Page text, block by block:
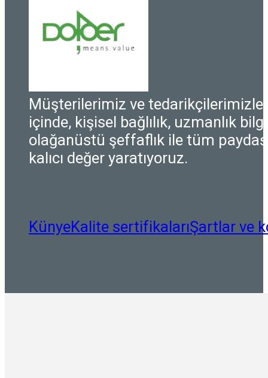
Müşterilerimiz ve tedarikçilerimizle
içinde, kişisel bağlılık, uzmanlık
olağanüstü şeffaflık ile tüm
kalıcı değer yaratıyoruz.
KünyeKalite sertifikalarıŞartlar ve